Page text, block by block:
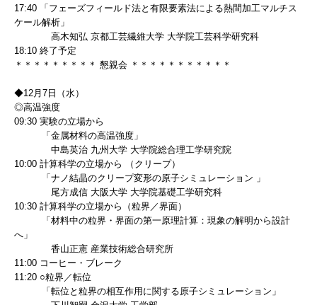
17:40 「フェーズフィールド法と有限要素法による熱間加工マルチス
ケール解析」
高木知弘 京都工芸繊維大学 大学院工芸科学研究科
18:10 終了予定
＊＊＊＊＊＊＊＊＊ 懇親会 ＊＊＊＊＊＊＊＊＊＊＊
◆12月7日（水）
◎高温強度
09:30 実験の立場から
「金属材料の高温強度」
中島英治 九州大学 大学院総合理工学研究院
10:00 計算科学の立場から （クリープ）
「ナノ結晶のクリープ変形の原子シミュレーション 」
尾方成信 大阪大学 大学院基礎工学研究科
10:30 計算科学の立場から（粒界／界面）
「材料中の粒界・界面の第一原理計算：現象の解明から設計
へ」
香山正憲 産業技術総合研究所
11:00 コーヒー・ブレーク
11:20 ○粒界／転位
「転位と粒界の相互作用に関する原子シミュレーション」